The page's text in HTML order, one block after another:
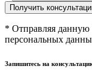
* Отправляя данную
персональных
Запишитесь на